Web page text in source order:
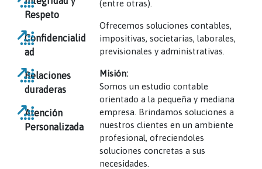
Respeto
Confidencialid
ad
Relaciones
duraderas
Atención
Personalizada
(entre otras).
Ofrecemos soluciones contables,
impositivas, societarias, laborales,
previsionales y administrativas.
Misión:
Somos un estudio contable
orientado a la pequeña y mediana
empresa. Brindamos soluciones a
nuestros clientes en un ambiente
profesional, ofreciendoles
soluciones concretas a sus
necesidades.